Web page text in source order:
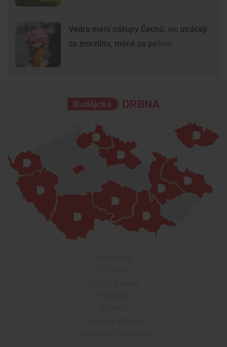
Vedra mění nákupy Čechů, víc utrácejí
za zmrzlinu, méně za pečení